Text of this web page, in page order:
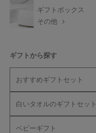
ギフトボックス
その他
ギフトから探す
おすすめギフトセット
白いタオルのギフトセット
ベビーギフト